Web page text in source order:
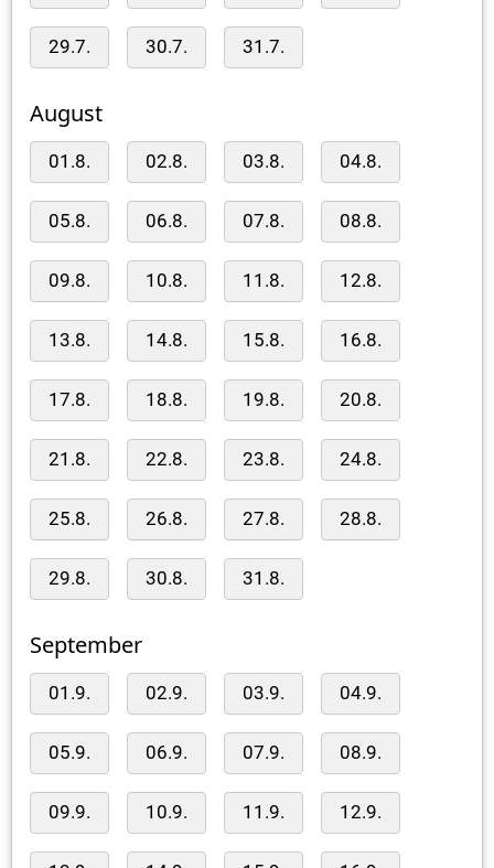
29.7. 30.7. 31.7.
August
01.8. 02.8. 03.8. 04.8.
05.8. 06.8. 07.8. 08.8.
09.8. 10.8. 11.8. 12.8.
13.8. 14.8. 15.8. 16.8.
17.8. 18.8. 19.8. 20.8.
21.8. 22.8. 23.8. 24.8.
25.8. 26.8. 27.8. 28.8.
29.8. 30.8. 31.8.
September
01.9. 02.9. 03.9. 04.9.
05.9. 06.9. 07.9. 08.9.
09.9. 10.9. 11.9. 12.9.